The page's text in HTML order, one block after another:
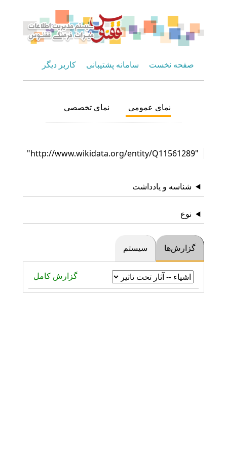
صفحه نخست سامانه پشتیبانی کاربر دیگر
نمای عمومی نمای تخصصی
"http://www.wikidata.org/entity/Q11561289"
شناسه و یادداشت
نوع
گزارش‌ها سیستم
گزارش کامل